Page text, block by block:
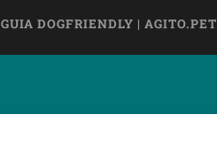
GUIA DOGFRIENDLY | AGITO.PET